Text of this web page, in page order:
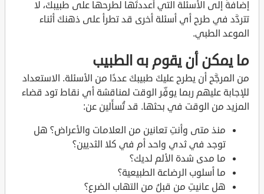
إضافةً إلى الأسئلة التي أعددتَها لطرحها على طبيبكَ، لا
تتردَّد في طرح أي أسئلة أخرى قد تطرأ على ذهنكَ أثناء
الموعد الطبي.
ما يمكن أن يقوم به الطبيب
من المرجَّح أن يطرح عليكَ طبيبكَ عددًا من الأسئلة. الاستعداد
للإجابة عليهم ربما يوفِّر الوقت لمناقشة أي نقاط تود قضاء
المزيد من الوقت في بحثها. قد تُسأَلين عن:
منذ متى وأنتِ تعانين من العلامات والأعراض؟ هل
توجد في ثدي واحد أم في كلا الثديين؟
ما مدى شدة الألم لديك؟
ما أسلوب الرضاعة الطبيعية؟
هل عانيتِ من قبلُ من التهاب الضرع؟